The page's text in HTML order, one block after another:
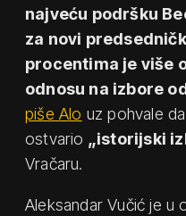
najveću podršku
za novi
procentima je više
odnosu na izbore
piše Alo uz pohvale
ostvario „istorijski
Vračaru.
Aleksandar Vučić je u